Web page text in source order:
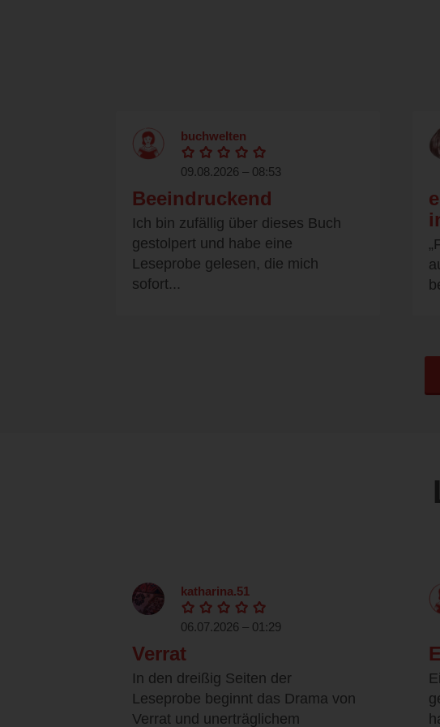
buchwelten
09.08.2026 – 08:53
Beeindruckend
Ich bin zufällig über dieses Buch
gestolpert und habe eine
Leseprobe gelesen, die mich
sofort...
katharina.51
06.07.2026 – 01:29
Verrat
In den dreißig Seiten der
Leseprobe beginnt das Drama von
Verrat und unerträglichem